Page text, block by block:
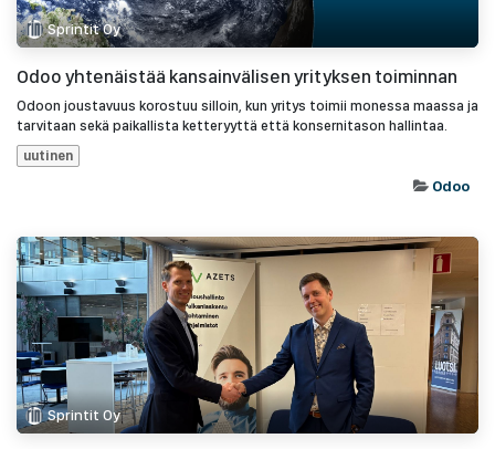
Sprintit Oy
Odoo yhtenäistää kansainvälisen yrityksen toiminnan
Odoon joustavuus korostuu silloin, kun yritys toimii monessa maassa ja
tarvitaan sekä paikallista ketteryyttä että konsernitason hallintaa.
uutinen
Odoo
Sprintit Oy